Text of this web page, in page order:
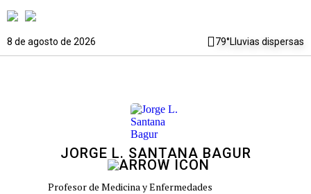
8 de agosto de 2026 79°Lluvias dispersas
JORGE L. SANTANA BAGUR
Profesor de Medicina y Enfermedades